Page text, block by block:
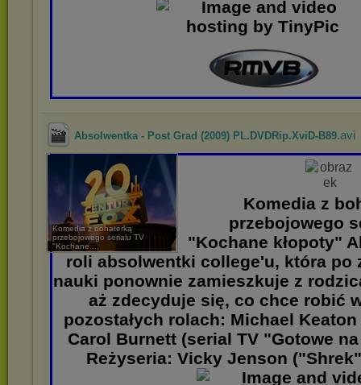
Absolwentka - Post Grad (2009) PL.DVDRip.XviD-B89.avi
Komedia z bohaterką
przebojowego serialu TV
"Kochane ...
Komedia z
przebojowego
"Kochane kłopoty"
roli absolwentki college'u, która po
nauki ponownie zamieszkuje z
aż zdecyduje się, co chce robić
pozostałych rolach: Michael
Carol Burnett (serial TV "Gotowe
Reżyseria: Vicky Jenson